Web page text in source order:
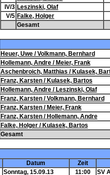
IV/3 Leszinski, Olaf
V/5 Falke, Holger
Gesamt
Heuer, Uwe / Volkmann, Bernhard
Hollemann, Andre / Meier, Frank
Aschenbroich, Matthias / Kulasek,
Franz, Karsten / Kulasek, Bartos
Hollemann, Andre / Leszinski, Olaf
Franz, Karsten / Volkmann, Bernhard
Franz, Karsten / Meier, Frank
Franz, Karsten / Hollemann, Andre
Falke, Holger / Kulasek, Bartos
Gesamt
Datum
Zeit
Sonntag, 15.09.13 11:00
SV